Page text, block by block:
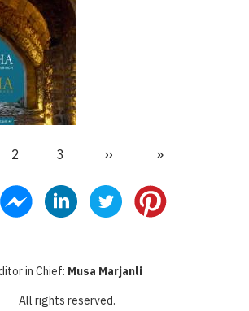
Seite
2 Seite
3
Nächste
››
Letzte
»
in Chief: Musa Marjanli
All rights reserved.